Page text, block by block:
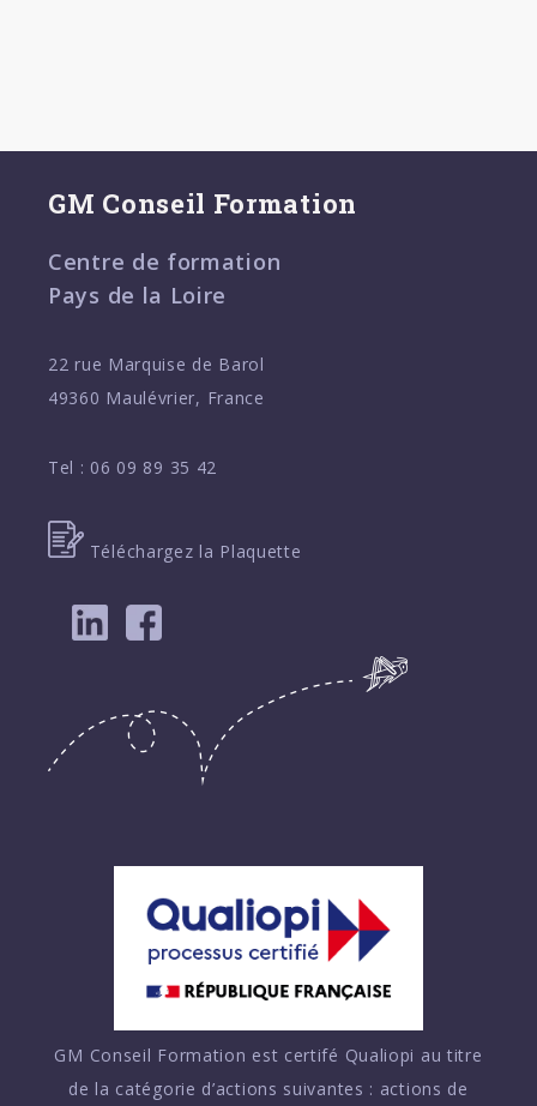
GM Conseil Formation
Centre de formation
Pays de la Loire
22 rue Marquise de Barol
49360 Maulévrier, France
Tel : 06 09 89 35 42
Téléchargez la Plaquette
GM Conseil Formation est certifé Qualiopi au titre
de la catégorie d’actions suivantes : actions de